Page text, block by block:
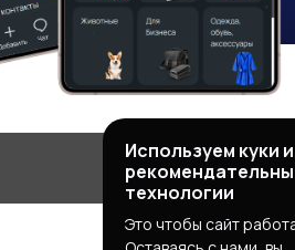
Используем куки и
технологии
Это чтобы сайт